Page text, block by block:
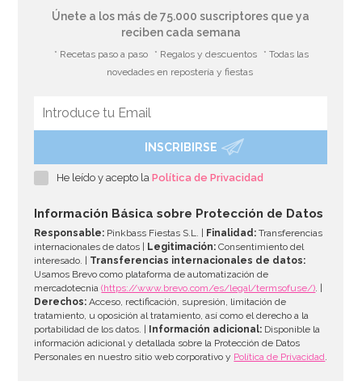
Kit de troqueladoras, tijeras y estampadores para
Sugarcraft
AÑADIR
Únete a los más de 75.000 suscriptores que ya
reciben cada semana
* Recetas paso a paso * Regalos y descuentos
* Todas las
novedades en repostería y fiestas
INSCRIBIRSE
He leído y acepto laPolítica de Privacidad
Información Básica sobre Protección de Datos
Responsable: Pinkbass Fiestas S.L. | Finalidad: Transferencias
internacionales de datos |
Legitimación: Consentimiento del
interesado. | Transferencias internacionales de datos:
Usamos Brevo como plataforma de automatización de
mercadotecnia(https://www.brevo.com/es/legal/termsofuse/). |
Derechos: Acceso, rectificación, supresión, limitación de
tratamiento, u oposición al tratamiento, así como el derecho a la
portabilidad de los datos. |
Información adicional: Disponible la
información adicional y detallada sobre la Protección de Datos
Personales en nuestro sitio web corporativo y Política de Privacidad.